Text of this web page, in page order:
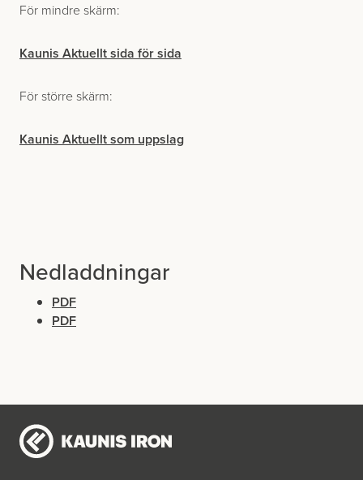
För mindre skärm:
Kaunis Aktuellt sida för sida
För större skärm:
Kaunis Aktuellt som uppslag
Nedladdningar
PDF
PDF